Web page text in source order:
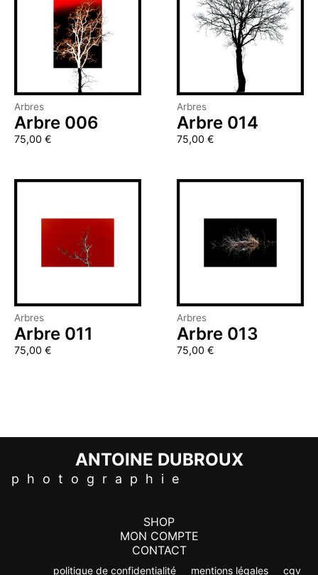
Arbres
Arbre 006
75,00 €
Arbres
Arbre 014
75,00 €
Arbres
Arbre 011
75,00 €
Arbres
Arbre 013
75,00 €
ANTOINE DUBROUX
p h o t o g r a p h i e
SHOP
MON COMPTE
CONTACT
politique de confidentialité mentions légales cgv